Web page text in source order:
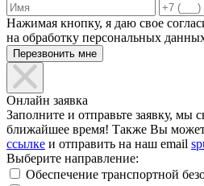
Нажимая кнопку, я даю свое
на обработку персональных
Онлайн заявка
Заполните и отправьте заявку, мы
ближайшее время! Также Вы
ссылке и отправить на наш email
Выберите направление:
Обеспечение транспортной